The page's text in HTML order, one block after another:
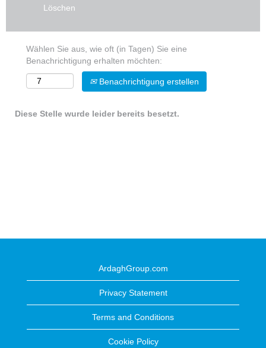
Löschen
Wählen Sie aus, wie oft (in Tagen) Sie eine
Benachrichtigung erhalten möchten:
Benachrichtigung erstellen
Diese Stelle wurde leider bereits besetzt.
ArdaghGroup.com
Privacy Statement
Terms and Conditions
Cookie Policy